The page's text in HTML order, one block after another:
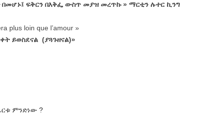
ፍቅርን በእቅፌ ውስጥ መያዝ መረጥኩ » ማርቲን ሉተር ኪንግ
plus loin que l’amour »
ይወስደናል (ያጓጉዘናል)»
ምንድነው ?